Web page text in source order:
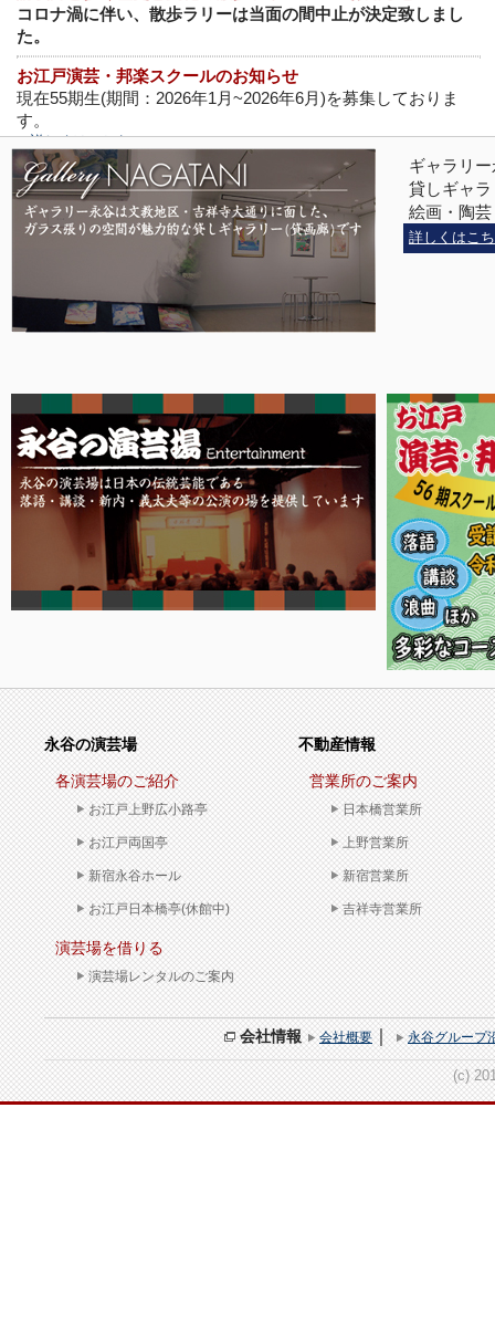
永谷の演芸場
各演芸場のご紹介
お江戸上野広小路亭
お江戸両国亭
新宿永谷ホール
お江戸日本橋亭(休館中)
演芸場を借りる
演芸場レンタルのご案内
不動産情報
営業所のご案内
日本橋営業所
上野営業所
新宿営業所
吉祥寺営業所
会社情報 会社概要｜ 永谷グループ
(c)